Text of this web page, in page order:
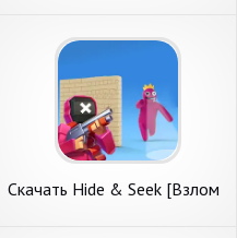
Скачать Hide & Seek [Взлом